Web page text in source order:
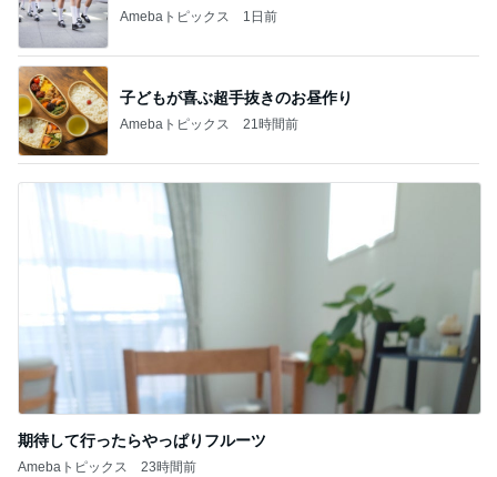
Amebaトピックス 1日前
子どもが喜ぶ超手抜きのお昼作り
Amebaトピックス 21時間前
期待して行ったらやっぱりフルーツ
Amebaトピックス 23時間前